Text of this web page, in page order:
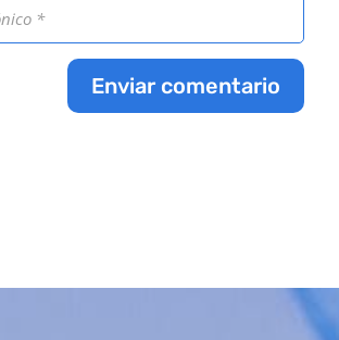
Enviar comentario